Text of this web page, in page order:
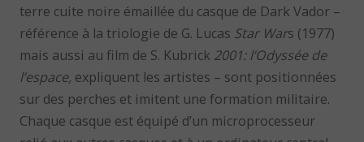
terre cuite noire émaillée du casque de Dark Vador –
référence à la triologie de G. Lucas Star Wars (1977)
mais aussi au film de S. Kubrick 2001: l’Odyssée de
l’espace, expliquent les artistes – sont positionnées
sur des perches et imitent une formation militaire.
Chaque casque est équipé d’un microprocesseur